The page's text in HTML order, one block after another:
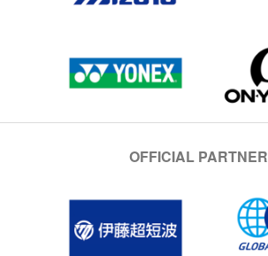
OFFICIAL PARTNER